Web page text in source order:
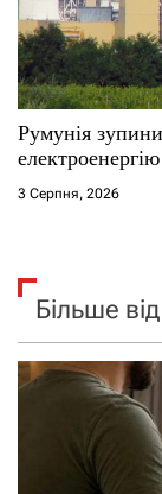
Румунія
3 Серпня, 2026
Більше